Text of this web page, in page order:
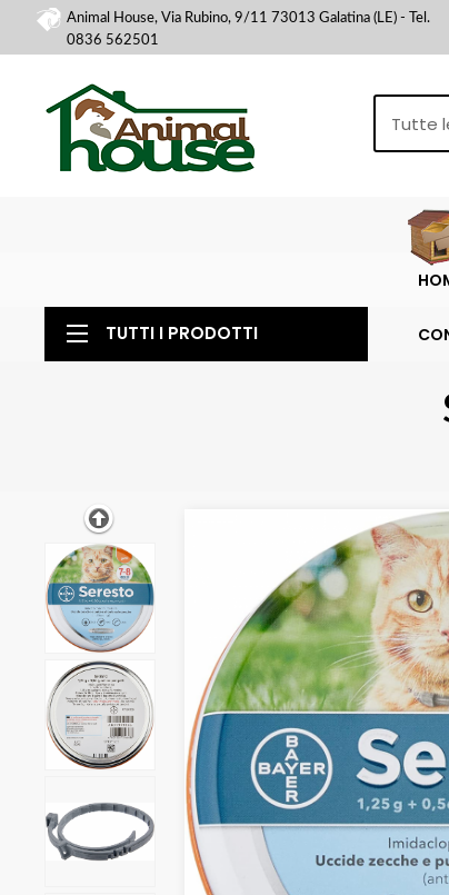
Animal House, Via Rubino, 9/11 73013 Galatina (LE) - Tel.
0836 562501
TUTTI I PRODOTTI